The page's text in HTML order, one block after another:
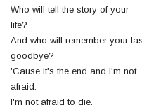
Who will tell the story of your
life?
And who will remember your
goodbye?
'Cause it's the end and I'm not
afraid.
I'm not afraid to die.